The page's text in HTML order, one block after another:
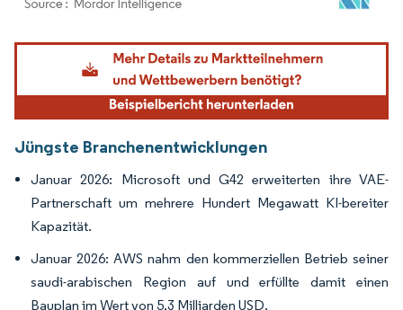
Bild © Mordor Intelligence. Wiederverwendung erfordert Namensnennung gemäß
Jüngste Branchenentwicklungen
Januar 2026: Microsoft und G42 erweiterten ihre VAE-
Partnerschaft um mehrere Hundert Megawatt KI-bereiter
Kapazität.
Januar 2026: AWS nahm den kommerziellen Betrieb seiner
saudi-arabischen Region auf und erfüllte damit einen
Bauplan im Wert von 5,3 Milliarden USD.